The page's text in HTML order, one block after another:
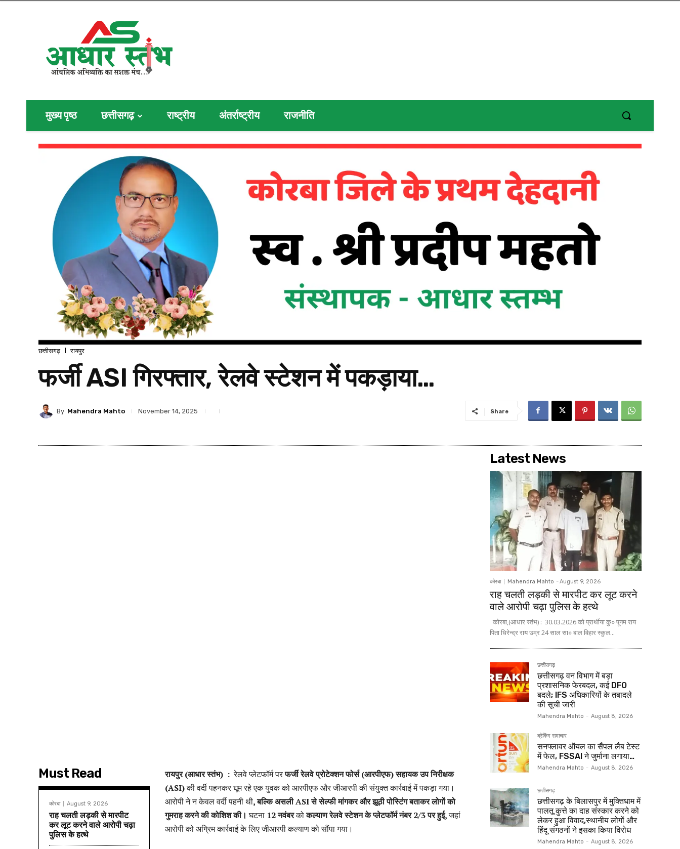
मुख्य पृष्ठ छत्तीसगढ़ राष्ट्रीय अंतर्राष्ट्रीय राजनीति
छत्तीसगढ़ रायपुर
फर्जी ASI गिरफ्तार, रेलवे स्टेशन में पकड़ाया…
By Mahendra Mahto November 14, 2025 Share
Must Read
कोरबा August 9, 2026
राह चलती लड़की से मारपीट
कर लूट करने वाले आरोपी चढ़ा
पुलिस के हत्थे
रायपुर (आधार स्तंभ) : रेलवे प्लेटफॉर्म परफर्जी रेलवे प्रोटेक्शन फोर्स (आरपीएफ)सहायक उप निरीक्षक
(ASI)की वर्दी पहनकर घूम रहे एक युवक को आरपीएफ और जीआरपी की संयुक्त कार्रवाई में पकड़ा गया।
आरोपी ने न केवल वर्दी पहनी थी, बल्कि असली ASI से सेल्फी मांगकर और झूठी पोस्टिंग बताकर लोगों को
गुमराह करने की कोशिश की। घटना 12 नवंबरकोकल्याण रेलवे स्टेशन के प्लेटफॉर्म नंबर 2/3 पर हुई,जहां
आरोपी को अग्रिम कार्रवाई के लिए जीआरपी कल्याण को सौंपा गया।
Latest News
कोरबा Mahendra Mahto - August 9, 2026
राह चलती लड़की से मारपीट कर लूट करने
वाले आरोपी चढ़ा पुलिस के हत्थे
कोरबा,(आधार स्तंभ) : 30.03.2026 को प्रार्थीया कु० पूनम राय
पिता धिरेन्द्र राय उम्र 24 साल सा० बाल विहार स्कुल...
छत्तीसगढ़
छत्तीसगढ़ वन विभाग में बड़ा
प्रशासनिक फेरबदल, कई DFO
बदले; IFS अधिकारियों के तबादले
की सूची जारी
Mahendra Mahto - August 8, 2026
ब्रेकिंग समाचार
सनफ्लावर ऑयल का सैंपल लैब टेस्ट
में फेल, FSSAI ने जुर्माना लगाया…
Mahendra Mahto - August 8, 2026
छत्तीसगढ़
छत्तीसगढ़ के बिलासपुर में मुक्तिधाम में
पालतू कुत्ते का दाह संस्कार करने को
लेकर हुआ विवाद,स्थानीय लोगों और
हिंदू संगठनों ने इसका किया विरोध
Mahendra Mahto - August 8, 2026